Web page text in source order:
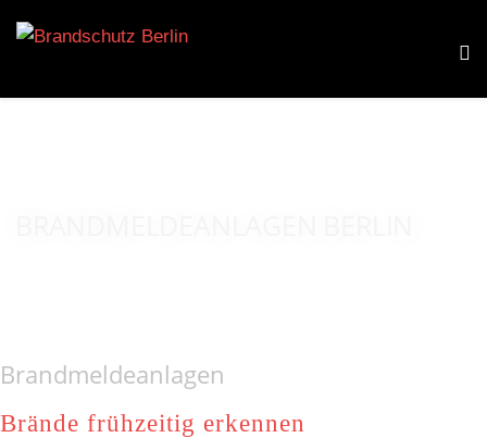
Brandmeldeanlagen
Brände frühzeitig erkennen